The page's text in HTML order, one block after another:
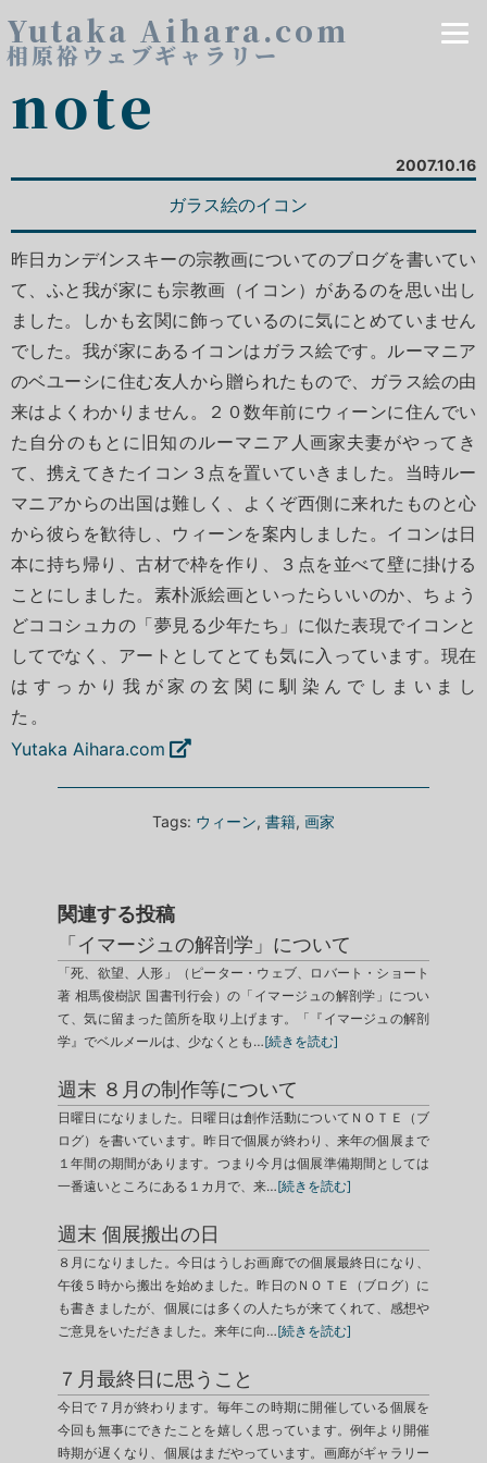
Yutaka Aihara.com
相原裕ウェブギャラリー
note
2007.10.16
ガラス絵のイコン
昨日カンデｲンスキーの宗教画についてのブログを書いてい
て、ふと我が家にも宗教画（イコン）があるのを思い出し
ました。しかも玄関に飾っているのに気にとめていません
でした。我が家にあるイコンはガラス絵です。ルーマニア
のベユーシに住む友人から贈られたもので、ガラス絵の由
来はよくわかりません。２０数年前にウィーンに住んでい
た自分のもとに旧知のルーマニア人画家夫妻がやってき
て、携えてきたイコン３点を置いていきました。当時ルー
マニアからの出国は難しく、よくぞ西側に来れたものと心
から彼らを歓待し、ウィーンを案内しました。イコンは日
本に持ち帰り、古材で枠を作り、３点を並べて壁に掛ける
ことにしました。素朴派絵画といったらいいのか、ちょう
どココシュカの「夢見る少年たち」に似た表現でイコンと
してでなく、アートとしてとても気に入っています。現在
はすっかり我が家の玄関に馴染んでしまいまし
た。
Yutaka Aihara.com
Tags: ウィーン, 書籍, 画家
関連する投稿
「イマージュの解剖学」について
「死、欲望、人形」（ピーター・ウェブ、ロバート・ショート
著 相馬俊樹訳 国書刊行会）の「イマージュの解剖学」につい
て、気に留まった箇所を取り上げます。「『イマージュの解剖
学』でベルメールは、少なくとも…[続きを読む]
週末 ８月の制作等について
日曜日になりました。日曜日は創作活動についてＮＯＴＥ（ブ
ログ）を書いています。昨日で個展が終わり、来年の個展まで
１年間の期間があります。つまり今月は個展準備期間としては
一番遠いところにある１カ月で、来…[続きを読む]
週末 個展搬出の日
８月になりました。今日はうしお画廊での個展最終日になり、
午後５時から搬出を始めました。昨日のＮＯＴＥ（ブログ）に
も書きましたが、個展には多くの人たちが来てくれて、感想や
ご意見をいただきました。来年に向…[続きを読む]
７月最終日に思うこと
今日で７月が終わります。毎年この時期に開催している個展を
今回も無事にできたことを嬉しく思っています。例年より開催
時期が遅くなり、個展はまだやっています。画廊がギャラリー